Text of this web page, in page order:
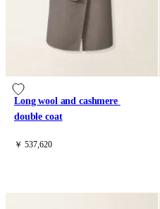
Long wool and cashmere
double coat
￥ 537,620